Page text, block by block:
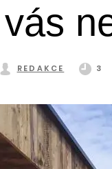
vás
REDAKCE 3